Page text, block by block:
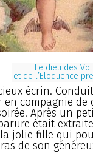
Le dieu des
et de l’Eloquence
écrin.
compagnie de
Après un
était
jolie fille qui
de son